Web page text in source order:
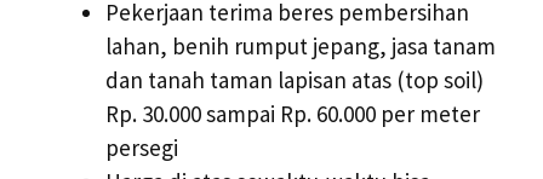
Pekerjaan terima beres pembersihan
lahan, benih rumput jepang, jasa tanam
dan tanah taman lapisan atas (top soil)
Rp. 30.000 sampai Rp. 60.000 per meter
persegi